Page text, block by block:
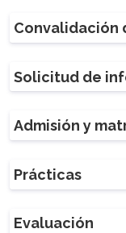
Convalidación
Solicitud de
Admisión y
Prácticas
Evaluación